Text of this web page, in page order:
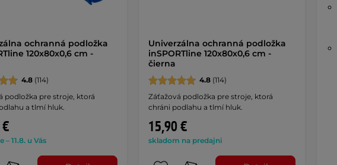
ochranná podložka
120x80x0,6 cm -
4.8 (114)
podložka pre stroje, ktorá
a tlmí hluk.
– 11.8. u Vás
Univerzálna ochranná podložka
inSPORTline 120x80x0,6 cm -
čierna
4.8(114)
Záťažová podložka pre stroje, ktorá
chráni podlahu a tlmí hluk.
15,90 €
skladom na predajni